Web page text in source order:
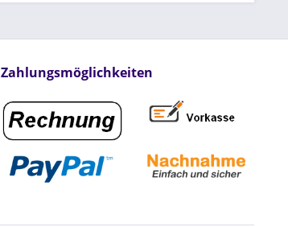
Zahlungsmöglichkeiten